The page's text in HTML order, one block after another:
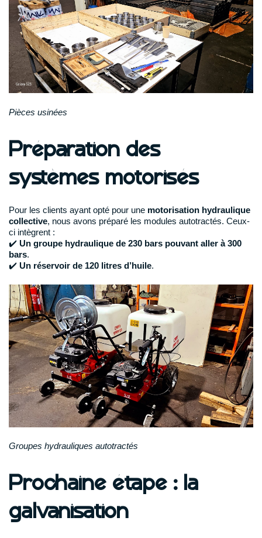
Pièces usinées
Préparation des
systèmes motorisés
Pour les clients ayant opté pour une motorisation hydraulique
collective, nous avons préparé les modules autotractés. Ceux-
ci intègrent :
✔️ Un groupe hydraulique de 230 bars pouvant aller à 300
bars.
✔️ Un réservoir de 120 litres d’huile.
Groupes hydrauliques autotractés
Prochaine étape : la
galvanisation